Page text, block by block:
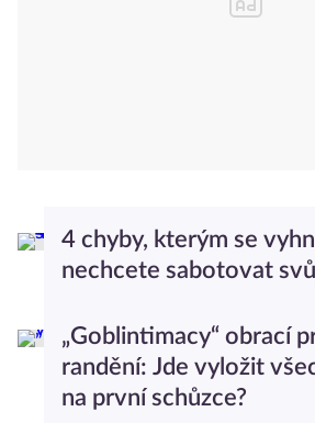
4 chyby, kterým se
nechcete sabotovat
„Goblintimacy“ obrací
randění: Jde vyložit
na první schůzce?